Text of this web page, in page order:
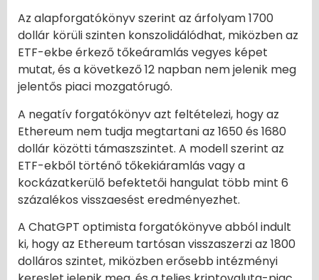
Az alapforgatókönyv szerint az árfolyam 1700
dollár körüli szinten konszolidálódhat, miközben az
ETF-ekbe érkező tőkeáramlás vegyes képet
mutat, és a következő 12 napban nem jelenik meg
jelentős piaci mozgatórugó.
A negatív forgatókönyv azt feltételezi, hogy az
Ethereum nem tudja megtartani az 1650 és 1680
dollár közötti támaszszintet. A modell szerint az
ETF-ekből történő tőkekiáramlás vagy a
kockázatkerülő befektetői hangulat több mint 6
százalékos visszaesést eredményezhet.
A ChatGPT optimista forgatókönyve abból indult
ki, hogy az Ethereum tartósan visszaszerzi az 1800
dolláros szintet, miközben erősebb intézményi